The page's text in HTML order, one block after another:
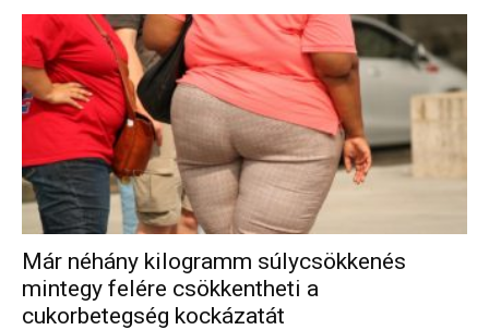
Már néhány kilogramm súlycsökkenés
mintegy felére csökkentheti a
cukorbetegség kockázatát